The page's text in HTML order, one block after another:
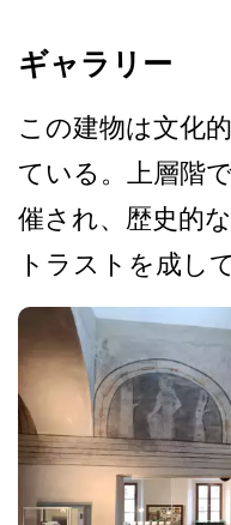
ギャラリー
この建物は文化
ている。上層階
催­され、歴史的
トラストを成し­